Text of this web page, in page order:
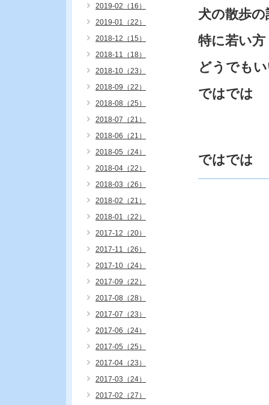
犬の散歩
特に若い
どうでも
ではでは
ではでは
2019-02（16）
2019-01（22）
2018-12（15）
2018-11（18）
2018-10（23）
2018-09（22）
2018-08（25）
2018-07（21）
2018-06（21）
2018-05（24）
2018-04（22）
2018-03（26）
2018-02（21）
2018-01（22）
2017-12（20）
2017-11（26）
2017-10（24）
2017-09（22）
2017-08（28）
2017-07（23）
2017-06（24）
2017-05（25）
2017-04（23）
2017-03（24）
2017-02（27）